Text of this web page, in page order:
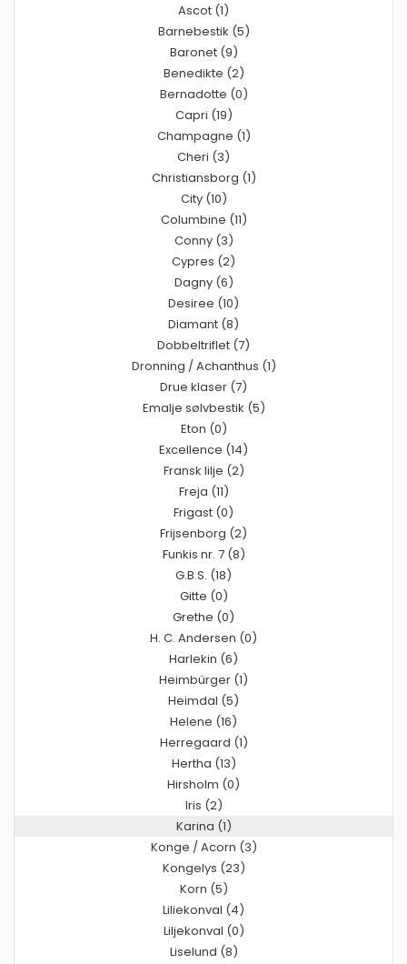
Ascot (1)
Barnebestik (5)
Baronet (9)
Benedikte (2)
Bernadotte (0)
Capri (19)
Champagne (1)
Cheri (3)
Christiansborg (1)
City (10)
Columbine (11)
Conny (3)
Cypres (2)
Dagny (6)
Desiree (10)
Diamant (8)
Dobbeltriflet (7)
Dronning / Achanthus (1)
Drue klaser (7)
Emalje sølvbestik (5)
Eton (0)
Excellence (14)
Fransk lilje (2)
Freja (11)
Frigast (0)
Frijsenborg (2)
Funkis nr. 7 (8)
G.B.S. (18)
Gitte (0)
Grethe (0)
H. C. Andersen (0)
Harlekin (6)
Heimbürger (1)
Heimdal (5)
Helene (16)
Herregaard (1)
Hertha (13)
Hirsholm (0)
Iris (2)
Karina (1)
Konge / Acorn (3)
Kongelys (23)
Korn (5)
Liliekonval (4)
Liljekonval (0)
Liselund (8)